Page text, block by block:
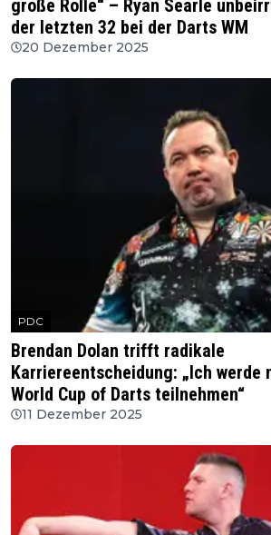
große Rolle“ – Ryan Searle
der letzten 32 bei der Darts WM
20 Dezember 2025
PDC
Brendan Dolan trifft radikale
Karriereentscheidung: „Ich werde
World Cup of Darts teilnehmen“
11 Dezember 2025